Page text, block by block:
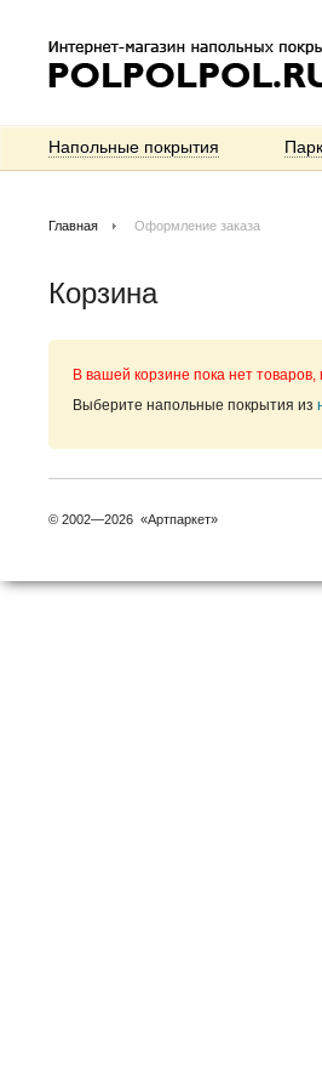
Напольные покрытия
Главная Оформление заказа
Корзина
В вашей корзине пока нет товаров,
Выберите напольные покрытия из
© 2002—2026 «Артпаркет»